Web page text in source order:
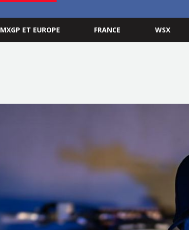
MXGP ET EUROPE FRANCE WSX